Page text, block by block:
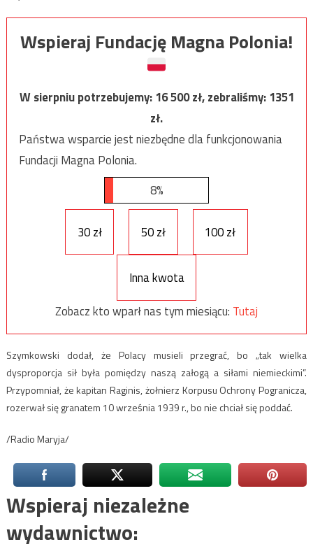
Wspieraj Fundację Magna Polonia!
W sierpniu potrzebujemy:16 500zł, zebraliśmy:1351
zł.
Państwa wsparcie jest niezbędne dla funkcjonowania
Fundacji Magna Polonia.
8%
30 zł 50 zł 100 zł
Inna kwota
Zobacz kto wparł nas tym miesiącu: Tutaj
Szymkowski dodał, że Polacy musieli przegrać, bo „tak wielka
dysproporcja sił była pomiędzy naszą załogą a siłami niemieckimi”.
Przypomniał, że kapitan Raginis, żołnierz Korpusu Ochrony Pogranicza,
rozerwał się granatem 10 września 1939 r., bo nie chciał się poddać.
/Radio Maryja/
Wspieraj niezależne
wydawnictwo: